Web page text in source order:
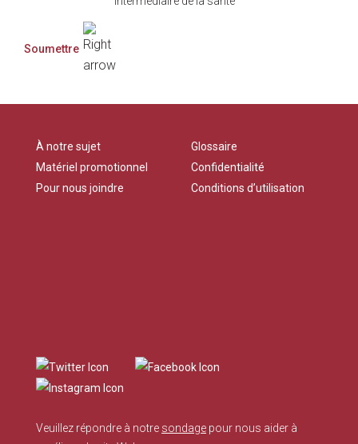
À notre sujet
Matériel promotionnel
Pour nous joindre
Glossaire
Confidentialité
Conditions d’utilisation
Veuillez répondre à notre sondage pour nous aider à